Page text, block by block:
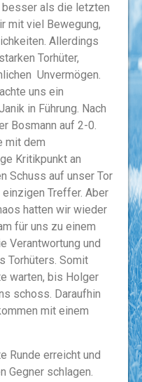
besser als die letzten
mit viel Bewegung,
Allerdings
Torhüter,
Unvermögen.
uns ein
in Führung. Nach
Bosmann auf 2-0.
mit dem
Kritikpunkt an
Schuss auf unser Tor
Treffer. Aber
hatten wir wieder
für uns zu einem
Verantwortung und
Torhüters. Somit
warten, bis Holger
schoss. Daraufhin
mit einem
Runde erreicht und
Gegner schlagen.